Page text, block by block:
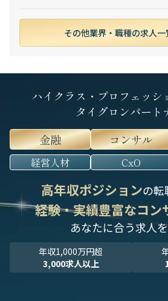
その他業界・職種の求人一
ハイクラス・プロフェッシ
タイグロンパート
金融
コンサル
経営人材 CxO
高年収ポジションの転
経験・実績豊富なコン
あなたに合う求人
年収1,000万円超
3,000求人以上